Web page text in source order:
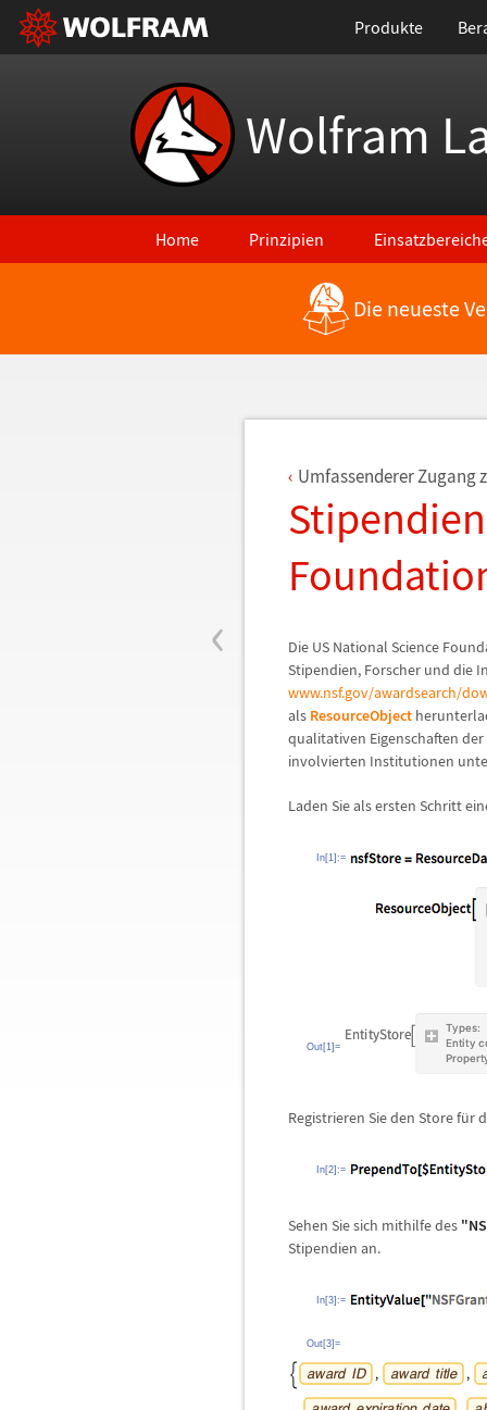
Produkte
Wolfram
Home Prinzipien
Zurück zu den neuesten FeaturesDie neueste
‹
Umfassenderer Zugang
Die US National Science
Stipendien, Forscher und die
www.nsf.gov/awardsearch/
als ResourceObject
qualitativen Eigenschaften
involvierten Institutionen
Laden Sie als ersten Schritt
In[1]:=
Out[1]=
Registrieren Sie den Store für
In[2]:=
Sehen Sie sich mithilfe des
Stipendien an.
In[3]:=
Out[3]=